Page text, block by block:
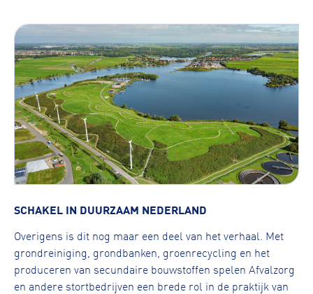
SCHAKEL IN DUURZAAM NEDERLAND
Overigens is dit nog maar een deel van het verhaal. Met
grondreiniging, grondbanken, groenrecycling en het
produceren van secundaire bouwstoffen spelen Afvalzorg
en andere stortbedrijven een brede rol in de praktijk van